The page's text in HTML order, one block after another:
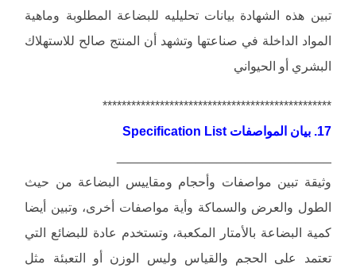
تبين هذه الشهادة بيانات تحليليه للبضاعة المطلوبة وماهية
المواد الداخلة في صناعتها وتشهد أن المنتج صالح للاستهلاك
البشري أو الحيواني
************************************************
17. بيان المواصفات Specification List
وثيقة تبين مواصفات وأحجام ومقاييس البضاعة من حيث
الطول والعرض والسماكة وأية مواصفات أخرى، وتبين أيضا
كمية البضاعة بالأمتار المكعبة، وتستخدم عادة للبضائع التي
تعتمد على الحجم والقياس وليس الوزن أو التعبئة مثل